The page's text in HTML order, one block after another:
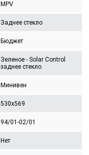
MPV
Заднее стекло
Бюджет
Зеленое - Solar Control
заднее стекло
Минивен
530x569
94/01-02/01
Нет